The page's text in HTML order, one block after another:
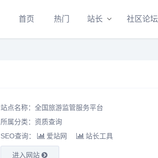
首页 热门 站长 社区论坛
站点名称：全国旅游监管服务平台
所属分类： 资质查询
SEO查询：
爱站网 站长工具
进入网站